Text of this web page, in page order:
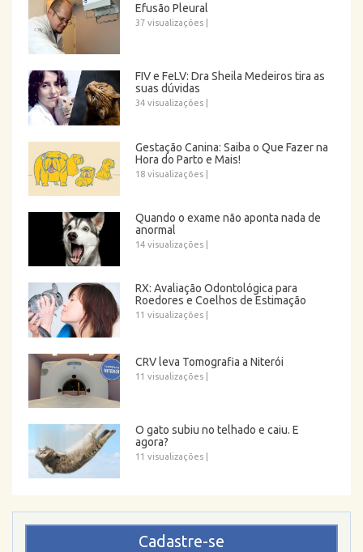
Efusão Pleural
37 visualizações
FIV e FeLV: Dra Sheila Medeiros tira as
suas dúvidas
34 visualizações
Gestação Canina: Saiba o Que Fazer na
Hora do Parto e Mais!
18 visualizações
Quando o exame não aponta nada de
anormal
14 visualizações
RX: Avaliação Odontológica para
Roedores e Coelhos de Estimação
11 visualizações
CRV leva Tomografia a Niterói
11 visualizações
O gato subiu no telhado e caiu. E
agora?
11 visualizações
Cadastre-se